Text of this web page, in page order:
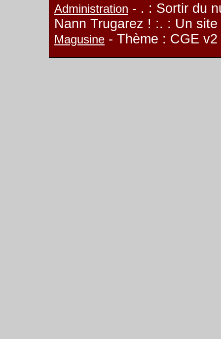
Administration - . : Sortir du
Nann Trugarez ! :. : Un
Magusine - Thème : CGE v2